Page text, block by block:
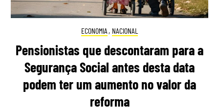
ECONOMIA , NACIONAL
Pensionistas que descontaram para a
Segurança Social antes desta data
podem ter um aumento no valor da
reforma